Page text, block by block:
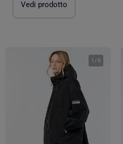
Vedi prodotto
1 / 8